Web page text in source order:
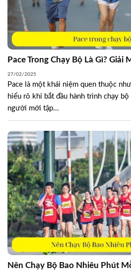
Pace Trong Chạy Bộ Là Gì? Giải
27/02/2025
Pace là một khái niệm quen thuộc
hiểu rõ khi bắt đầu hành trình chạy
người mới tập...
Nên Chạy Bộ Bao Nhiêu Phút